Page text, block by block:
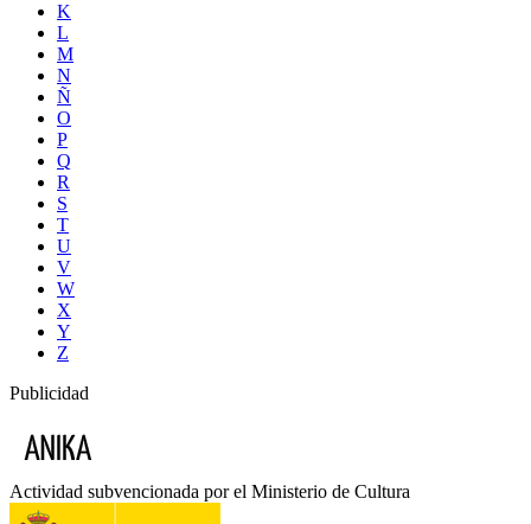
K
L
M
N
Ñ
O
P
Q
R
S
T
U
V
W
X
Y
Z
Publicidad
Actividad subvencionada por el Ministerio de Cultura